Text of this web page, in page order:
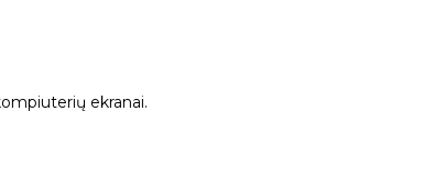
ekranai.